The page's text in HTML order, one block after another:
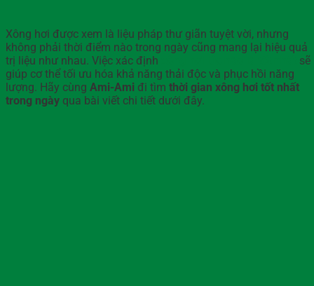
Xông hơi được xem là liệu pháp thư giãn tuyệt vời, nhưng
không phải thời điểm nào trong ngày cũng mang lại hiệu quả
trị liệu như nhau. Việc xác định
sẽ
giúp cơ thể tối ưu hóa khả năng thải độc và phục hồi năng
lượng. Hãy cùng Ami-Ami đi tìm thời gian xông hơi tốt nhất
trong ngày qua bài viết chi tiết dưới đây.